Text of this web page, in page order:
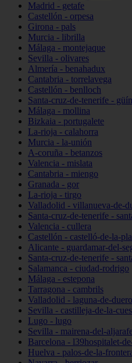
Madrid - getafe
Castellón - orpesa
Girona - pals
Murcia - librilla
Málaga - montejaque
Sevilla - olivares
Almería - benahadux
Cantabria - torrelavega
Castellón - benlloch
Santa-cruz-de-tenerife -
Málaga - mollina
Bizkaia - portugalete
La-rioja - calahorra
Murcia - la-unión
A-coruña - betanzos
Valencia - mislata
Cantabria - miengo
Granada - gor
La-rioja - tirgo
Valladolid - villanueva-de-
Santa-cruz-de-tenerife -
Valencia - cullera
Castellón - castelló-de-la-
Alicante - guardamar-del-
Santa-cruz-de-tenerife -
Salamanca - ciudad-rodrigo
Málaga - estepona
Tarragona - cambrils
Valladolid - laguna-de-duero
Sevilla - castilleja-de-la-
Lugo - lugo
Sevilla - mairena-del-
Barcelona - l39hospitalet-
Huelva - palos-de-la-